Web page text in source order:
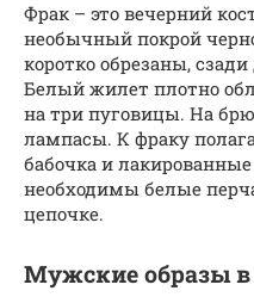
Фрак – это вечерний
необычный покрой
коротко обрезаны,
Белый жилет плотно
на три пуговицы. На
лампасы. К фраку
бабочка и
необходимы белые
цепочке.
Мужские образы в